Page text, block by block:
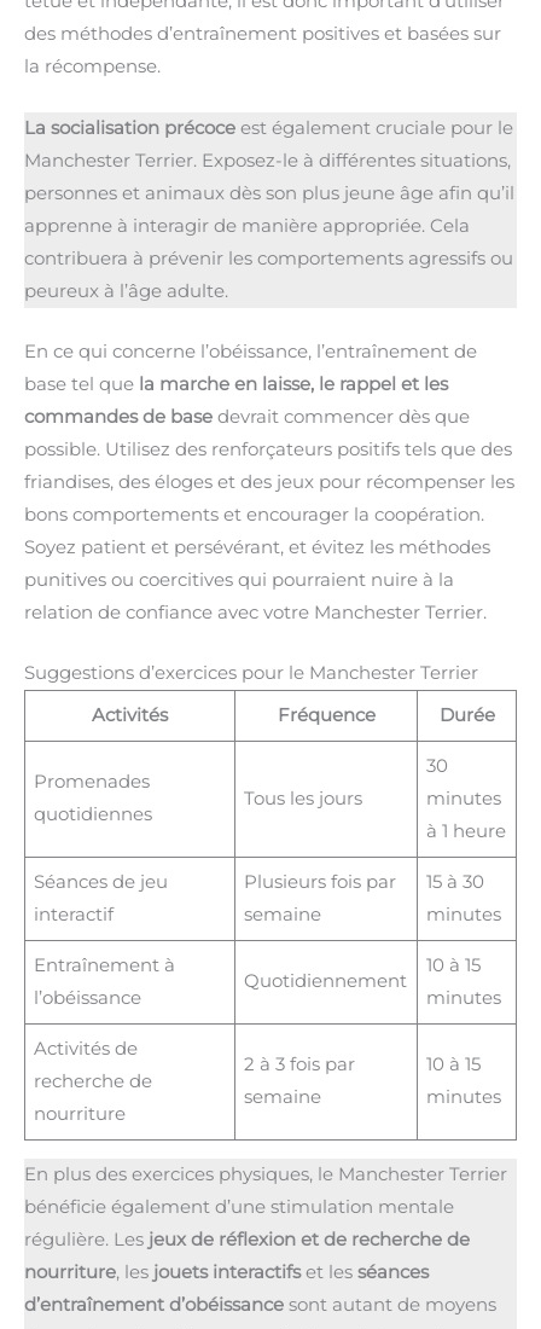
des méthodes d’entraînement positives et basées sur
la récompense.
La socialisation précoce est également cruciale pour le
Manchester Terrier. Exposez-le à différentes situations,
personnes et animaux dès son plus jeune âge afin qu’il
apprenne à interagir de manière appropriée. Cela
contribuera à prévenir les comportements agressifs ou
peureux à l’âge adulte.
En ce qui concerne l’obéissance, l’entraînement de
base tel que la marche en laisse, le rappel et les
commandes de base devrait commencer dès que
possible. Utilisez des renforçateurs positifs tels que des
friandises, des éloges et des jeux pour récompenser les
bons comportements et encourager la coopération.
Soyez patient et persévérant, et évitez les méthodes
punitives ou coercitives qui pourraient nuire à la
relation de confiance avec votre Manchester Terrier.
Suggestions d’exercices pour le Manchester Terrier
Activités
Fréquence Durée
Promenades
quotidiennes
Tous les jours
30
minutes
à 1 heure
Séances de jeu
interactif
Plusieurs fois par
semaine
15 à 30
minutes
Entraînement à
l’obéissance
Quotidiennement
10 à 15
minutes
Activités de
recherche de
nourriture
2 à 3 fois par
semaine
10 à 15
minutes
En plus des exercices physiques, le Manchester Terrier
bénéficie également d’une stimulation mentale
régulière. Les jeux de réflexion et de recherche de
nourriture, les jouets interactifset les séances
d’entraînement d’obéissance sont autant de moyens